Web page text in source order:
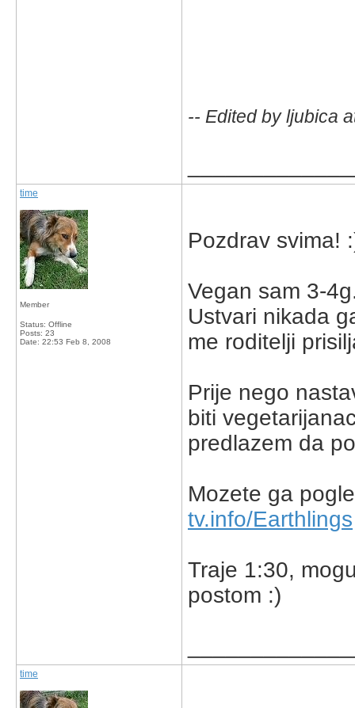
-- Edited by ljubica
time
Member
Status: Offline
Posts: 23
Date: 22:53 Feb 8, 2008
Pozdrav svima!
Vegan sam 3-
Ustvari nikada
me roditelji
Prije nego
biti
predlazem da
Mozete ga
tv.info/Earthlings
Traje 1:30,
postom :)
time